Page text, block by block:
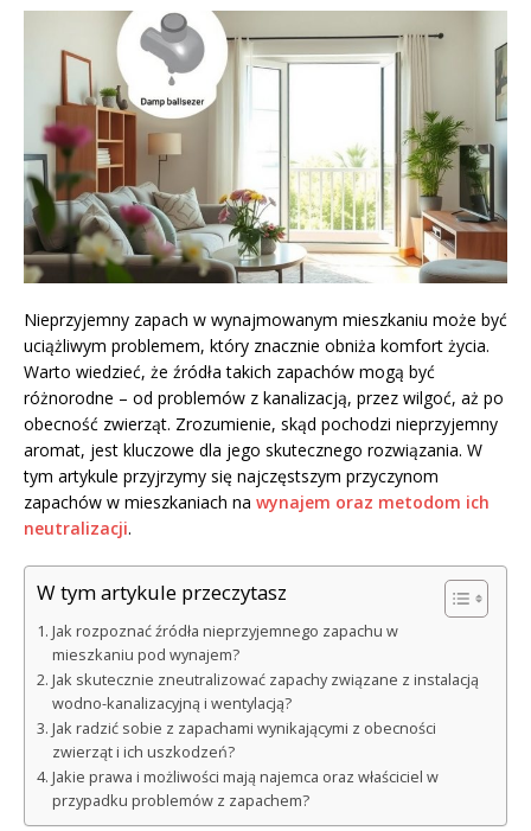
Nieprzyjemny zapach w wynajmowanym mieszkaniu może być
uciążliwym problemem, który znacznie obniża komfort życia.
Warto wiedzieć, że źródła takich zapachów mogą być
różnorodne – od problemów z kanalizacją, przez wilgoć, aż po
obecność zwierząt. Zrozumienie, skąd pochodzi nieprzyjemny
aromat, jest kluczowe dla jego skutecznego rozwiązania. W
tym artykule przyjrzymy się najczęstszym przyczynom
zapachów w mieszkaniach na wynajem oraz metodom ich
neutralizacji.
W tym artykule przeczytasz
Jak rozpoznać źródła nieprzyjemnego zapachu w
mieszkaniu pod wynajem?
Jak skutecznie zneutralizować zapachy związane z instalacją
wodno-kanalizacyjną i wentylacją?
Jak radzić sobie z zapachami wynikającymi z obecności
zwierząt i ich uszkodzeń?
Jakie prawa i możliwości mają najemca oraz właściciel w
przypadku problemów z zapachem?